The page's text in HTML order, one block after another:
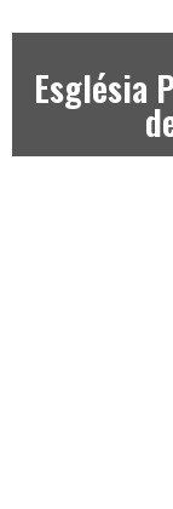
Església